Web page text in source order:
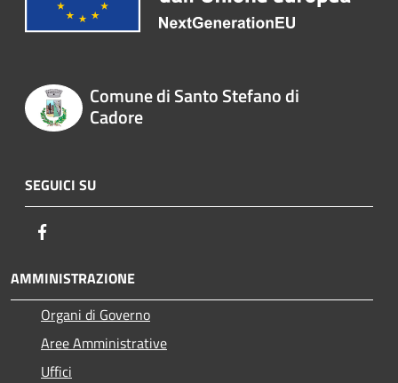
Comune di Santo Stefano di
Cadore
SEGUICI SU
AMMINISTRAZIONE
Organi di Governo
Aree Amministrative
Uffici